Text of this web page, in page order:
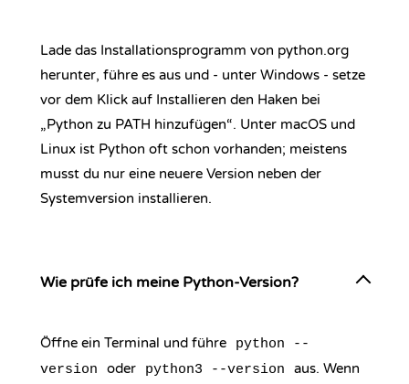
Lade das Installationsprogramm von python.org
herunter, führe es aus und - unter Windows - setze
vor dem Klick auf Installieren den Haken bei
„Python zu PATH hinzufügen“. Unter macOS und
Linux ist Python oft schon vorhanden; meistens
musst du nur eine neuere Version neben der
Systemversion installieren.
Wie prüfe ich meine Python-Version?
Öffne ein Terminal und führe
python --
version
oder python3 --version
aus. Wenn